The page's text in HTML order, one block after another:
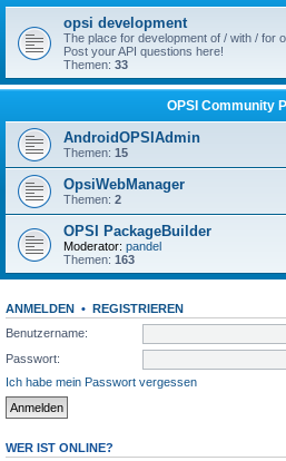
opsi development
The place for development of / with / for
Post your API questions here!
Themen: 33
OPSI Community
AndroidOPSIAdmin
Themen: 15
OpsiWebManager
Themen: 2
OPSI PackageBuilder
Moderator: pandel
Themen: 163
ANMELDEN • REGISTRIEREN
Benutzername:
Passwort:
Ich habe mein Passwort vergessen
WER IST ONLINE?